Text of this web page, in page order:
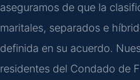
aseguramos de que la
maritales, separados e
definida en su acuerdo.
residentes del Condado de